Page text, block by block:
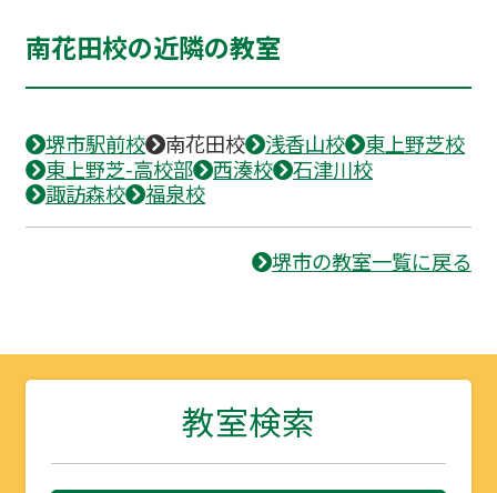
南花田校の近隣の教室
堺市駅前校 南花田校 浅香山校
東上野芝校
東上野芝-高校部
西湊校
石津川校
諏訪森校
福泉校
堺市の教室一覧に戻る
教室検索